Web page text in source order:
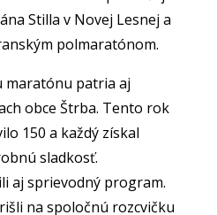
Stilla v Novej Lesnej a
polmaratónom.
maratónu patria aj
obce Štrba. Tento rok
150 a každý získal
sladkosť.
aj sprievodný program.
na spoločnú rozcvičku